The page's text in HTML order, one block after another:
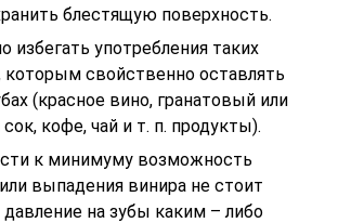
блестящую поверхность.
избегать употребления таких
которым свойственно оставлять
(красное вино, гранатовый или
кофе, чай и т. п. продукты).
к минимуму возможность
выпадения винира не стоит
на зубы каким – либо